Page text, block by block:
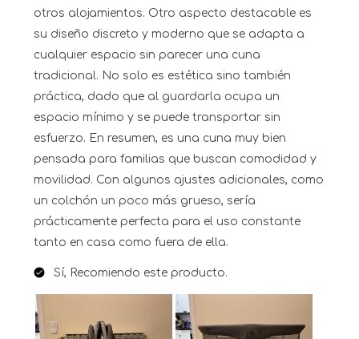
otros alojamientos. Otro aspecto destacable es
su diseño discreto y moderno que se adapta a
cualquier espacio sin parecer una cuna
tradicional. No solo es estética sino también
práctica, dado que al guardarla ocupa un
espacio mínimo y se puede transportar sin
esfuerzo. En resumen, es una cuna muy bien
pensada para familias que buscan comodidad y
movilidad. Con algunos ajustes adicionales, como
un colchón un poco más grueso, sería
prácticamente perfecta para el uso constante
tanto en casa como fuera de ella.
Sí, Recomiendo este producto.